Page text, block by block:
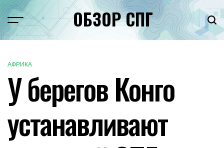
Перейти
к
содержимому
Меню ОБЗОР СПГ
ОПУБЛИКОВАНО
В
АФРИКА
У берегов Конго
устанавливают